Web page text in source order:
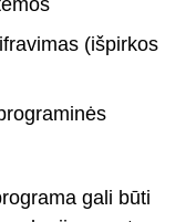
(išpirkos
gali būti